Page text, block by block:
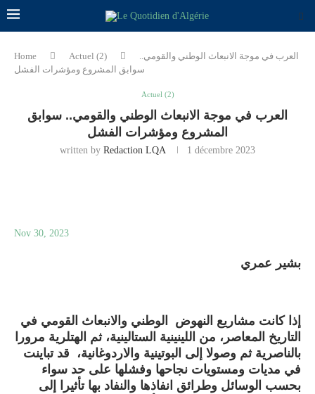
Home Actuel (2)
العرب في موجة الانبعاث الوطني والقومي..
سوابق المشروع ومؤشرات الفشل
Actuel (2)
العرب في موجة الانبعاث الوطني والقومي.. سوابق
المشروع ومؤشرات الفشل
written by Redaction LQA 1 décembre 2023
Nov 30, 2023
بشير عمري
إذا كانت مشاريع النهوض الوطني والانبعاث القومي في
التاريخ المعاصر، من اللينينية الستالينية، ثم الهتلرية مرورا
بالناصرية ثم وصولا إلى البوتينية والاردوغانية، قد تباينت
في مديات ومستويات نجاحها وفشلها على حد سواء
بحسب الوسائل وطرائق انفاذها والنفاد بها تأثيرا إلى